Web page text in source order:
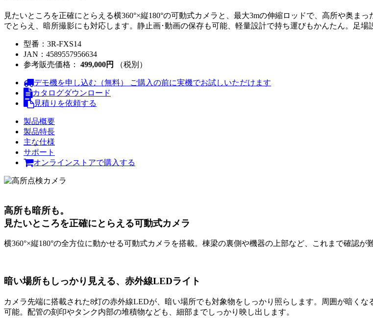
見たいところを正確にとらえる横360°×縦180°の可動式カメラと、最大3mの伸縮ロッドで、高所や奥ま
でとらえ、暗所撮影にも対応します。静止画･動画の保存も可能、軽量設計で持ち運びもかんたん。足
型番： 3R-FXS14
JAN： 4589557956634
参考販売価格：
499,000円 （税別）
デモ機を申し込む（無料）
ご購入の前に実機でお試しいただけます
カタログダウンロード
見積りを依頼する
製品概要
製品特長
主な仕様
サポート
オンラインストアで購入する
高所も暗所も。
見たいところを正確にとらえる可動式カメラ
横360°×縦180°の全方位に動かせる可動式カメラを搭載。棟梁の裏側や機器の上部など、これまで確認が
暗い場所もしっかり見える、赤外線LEDライト
カメラ先端に搭載された8灯の赤外線LEDが、暗い場所でも対象物をしっかり照らします。周囲が暗く
可能。配管の刻印やタンク内部の堆積物なども、細部までしっかり映し出します。